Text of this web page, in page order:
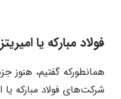
فولاد مبارکه یا
همانطورکه گفتیم، هنوز
شرکت‌های فولاد مبارکه